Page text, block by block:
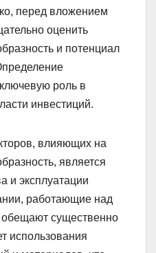
перед вложением
оценить
и потенциал
роль в
инвестиций.
влияющих на
является
и эксплуатации
работающие над
обещают существенно
использования